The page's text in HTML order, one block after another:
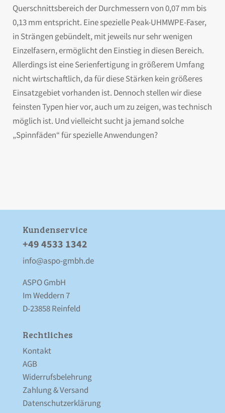
Querschnittsbereich der Durchmessern von 0,07 mm bis
0,13 mm entspricht. Eine spezielle Peak-UHMWPE-Faser,
in Strängen gebündelt, mit jeweils nur sehr wenigen
Einzelfasern, ermöglicht den Einstieg in diesen Bereich.
Allerdings ist eine Serienfertigung in größerem Umfang
nicht wirtschaftlich, da für diese Stärken kein größeres
Einsatzgebiet vorhanden ist. Dennoch stellen wir diese
feinsten Typen hier vor, auch um zu zeigen, was technisch
möglich ist. Und vielleicht sucht ja jemand solche
„Spinnfäden“ für spezielle Anwendungen?
Kunden­service
+49 4533 1342
info@aspo-gmbh.de
ASPO GmbH
Im Weddern 7
D-23858 Reinfeld
Rechtliches
Kontakt
AGB
Widerrufsbelehrung
Zahlung & Versand
Datenschutz­erklärung